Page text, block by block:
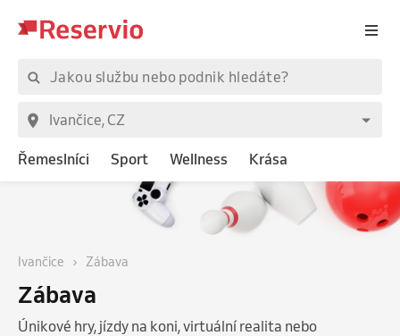
Řemeslníci Sport Wellness Krása
Ivančice Zábava
Zábava
Únikové hry, jízdy na koni, virtuální realita nebo